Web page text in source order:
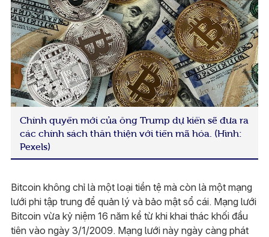
Chính quyền mới của ông Trump dự kiến sẽ đưa ra
các chính sách thân thiện với tiền mã hóa. (Hình:
Pexels)
Bitcoin không chỉ là một loại tiền tệ mà còn là một mạng
lưới phi tập trung để quản lý và bảo mật sổ cái. Mạng lưới
Bitcoin vừa kỷ niệm 16 năm kể từ khi khai thác khối đầu
tiên vào ngày 3/1/2009. Mạng lưới này ngày càng phát